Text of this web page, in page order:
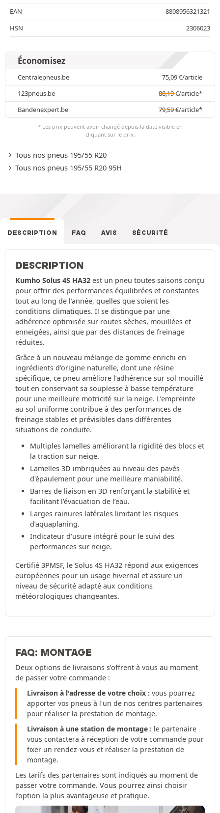
EAN
8808956321321
HSN
2306023
Économisez
Centralepneus.be 75,09€/article
123pneus.be
88,19€/article*
Bandenexpert.be
79,59€/article*
* Les prix peuvent avoir changé depuis la date visible en
cliquant sur le prix.
Tous nos pneus 195/55 R20
Tous nos pneus 195/55 R20 95H
DESCRIPTION FAQ AVIS SÉCURITÉ
DESCRIPTION
Kumho Solus 4S HA32 est un pneu toutes saisons conçu
pour offrir des performances équilibrées et constantes
tout au long de l’année, quelles que soient les
conditions climatiques. Il se distingue par une
adhérence optimisée sur routes sèches, mouillées et
enneigées, ainsi que par des distances de freinage
réduites.
Grâce à un nouveau mélange de gomme enrichi en
ingrédients d’origine naturelle, dont une résine
spécifique, ce pneu améliore l’adhérence sur sol mouillé
tout en conservant sa souplesse à basse température
pour une meilleure motricité sur la neige. L’empreinte
au sol uniforme contribue à des performances de
freinage stables et prévisibles dans différentes
situations de conduite.
Multiples lamelles améliorant la rigidité des blocs et
la traction sur neige.
Lamelles 3D imbriquées au niveau des pavés
d'épaulement pour une meilleure maniabilité.
Barres de liaison en 3D renforçant la stabilité et
facilitant l’évacuation de l’eau.
Larges rainures latérales limitant les risques
d’aquaplaning.
Indicateur d’usure intégré pour le suivi des
performances sur neige.
Certifié 3PMSF, le Solus 4S HA32 répond aux exigences
européennes pour un usage hivernal et assure un
niveau de sécurité adapté aux conditions
météorologiques changeantes.
FAQ: MONTAGE
Deux options de livraisons s'offrent à vous au moment
de passer votre commande :
Livraison à l'adresse de votre choix : vous pourrez
apporter vos pneus à l'un de nos centres partenaires
pour réaliser la prestation de montage.
Livraison à une station de montage : le partenaire
vous contactera à réception de votre commande pour
fixer un rendez-vous et réaliser la prestation de
montage.
Les tarifs des partenaires sont indiqués au moment de
passer votre commande. Vous pourrez ainsi choisir
l’option la plus avantageuse et pratique.